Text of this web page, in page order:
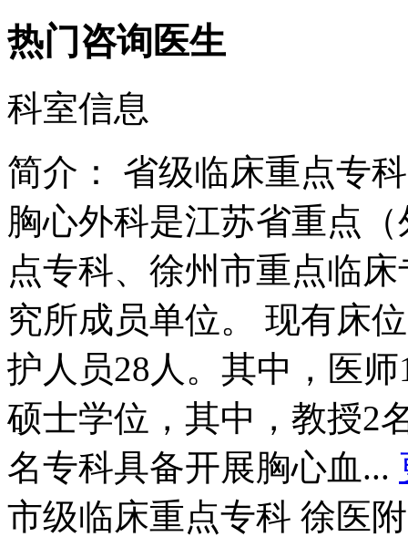
热门咨询医生
科室信息
简介：
省级临床重点专
胸心外科是江苏省重点
点专科、徐州市重点临
究所成员单位。 现有床
护人员28人。其中，医
硕士学位，其中，教授2
名专科具备开展胸心血...
市级临床重点专科 徐医